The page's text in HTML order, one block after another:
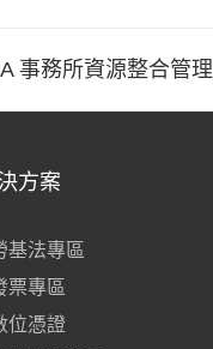
事務所資源整合管理
方案
基法專區
票專區
位憑證